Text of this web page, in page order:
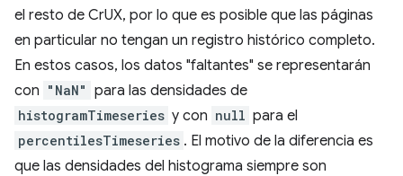
el resto de CrUX, por lo que es posible que las páginas
en particular no tengan un registro histórico completo.
En estos casos, los datos "faltantes" se representarán
con "NaN" para las densidades de
histogramTimeseries y con null para el
percentilesTimeseries . El motivo de la diferencia es
que las densidades del histograma siempre son